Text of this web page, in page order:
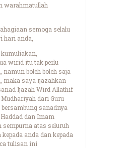
warahmatullah
semoga selalu
hari anda,
wirid itu tak perlu
namun boleh boleh saja
maka saya ijazahkan
Ijazah Wird Allathif
dari Guru
sanadnya
dan Imam
sempurna atas seluruh
anda dan kepada
tulisan ini